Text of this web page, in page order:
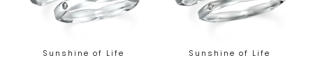
Sunshine of Life Sunshine of Life